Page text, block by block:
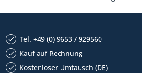
Tel. +49 (0) 9653 / 929560
Kauf auf Rechnung
Kostenloser Umtausch (DE)